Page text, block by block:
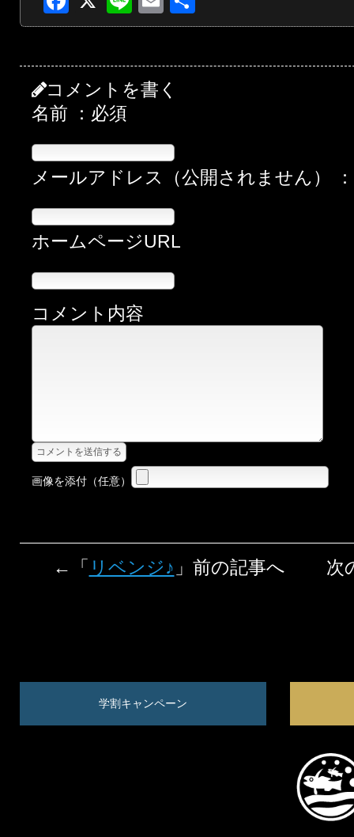
有
コメントを書く
名前 ：必須
メールアドレス（公開されません）
ホームページURL
コメント内容
画像を添付（任意）
←「 リベンジ♪ 」前の記事へ 次
学割キャンペーン